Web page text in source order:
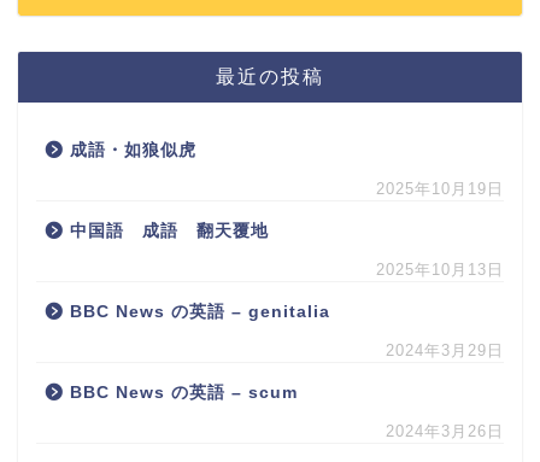
最近の投稿
成語・如狼似虎
2025年10月19日
中国語 成語 翻天覆地
2025年10月13日
BBC News の英語 – genitalia
2024年3月29日
BBC News の英語 – scum
2024年3月26日